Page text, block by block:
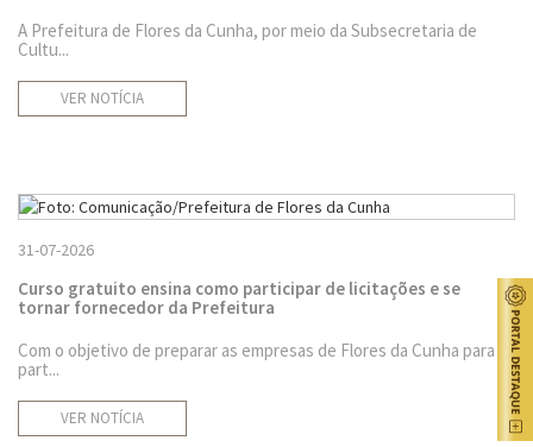
A Prefeitura de Flores da Cunha, por meio da Subsecretaria de
Cultu...
VER NOTÍCIA
31-07-2026
Curso gratuito ensina como participar de licitações e se
tornar fornecedor da Prefeitura
Com o objetivo de preparar as empresas de Flores da Cunha para
part...
VER NOTÍCIA